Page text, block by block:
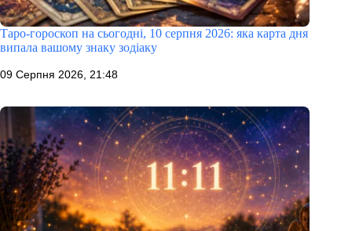
Таро-гороскоп на сьогодні, 10 серпня 2026: яка карта дня
випала вашому знаку зодіаку
09 Серпня 2026, 21:48